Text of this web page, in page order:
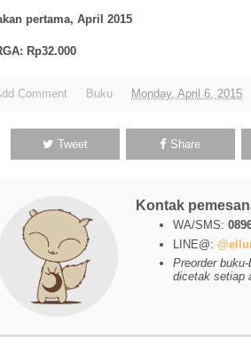
pertama, April 2015
Rp32.000
Comment Buku Monday, April 6, 2015
Tweet Share
Kontak
WA/SMS:
LINE@:
Preorder
dicetak setiap